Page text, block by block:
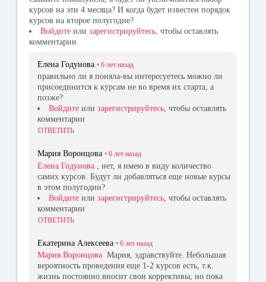
курсов на эти 4 месяца? И когда будет известен порядок
курсов на второе полугодие?
Войдите или зарегистрируйтесь , чтобы оставлять
комментарии
Елена Годунова • 6 лет назад
правильно ли я поняла-вы интересуетесь можно ли
присоединится к курсам не во время их старта, а
позже?
Войдите или зарегистрируйтесь, чтобы оставлять
комментарии
ОТВЕТИТЬ
Мария Воронцова • 6 лет назад
Елена Годунова
, нет, я имею в виду количество
самих курсов. Будут ли добавляться еще новые курсы
в этом полугодии?
Войдите или зарегистрируйтесь , чтобы оставлять
комментарии
ОТВЕТИТЬ
Екатерина Алексеева • 6 лет назад
Мария Воронцова Мария, здравствуйте. Небольшая
вероятность проведения еще 1-2 курсов есть, т.к.
жизнь постоянно вносит свои коррективы, но пока